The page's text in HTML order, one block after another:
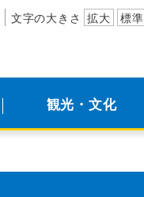
文字の大きさ 拡大 標準
観光・文化